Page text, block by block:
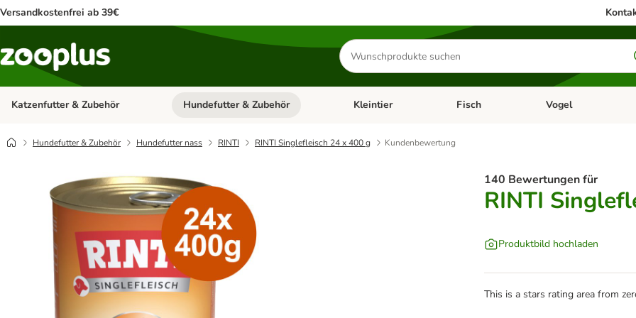
Versandkostenfrei ab 39€
Produkte
suchen
Katzenfutter & Zubehör Kategorie-Menü öffnen: Katzenfutter & Zubehör
Hundefutter & Zubehör Kategorie-Menü öffnen: Hundefutter & Zubehör
Kleintier Kategorie-Menü öffnen: Kleintier
Fisch Kategorie-Menü
Vogel
Hundefutter & Zubehör Hundefutter nass RINTI RINTI Singlefleisch 24 x 400 g Kundenbewertung
140 Bewertungen für
RINTI
Produktbild hochladen
This is a stars rating area from